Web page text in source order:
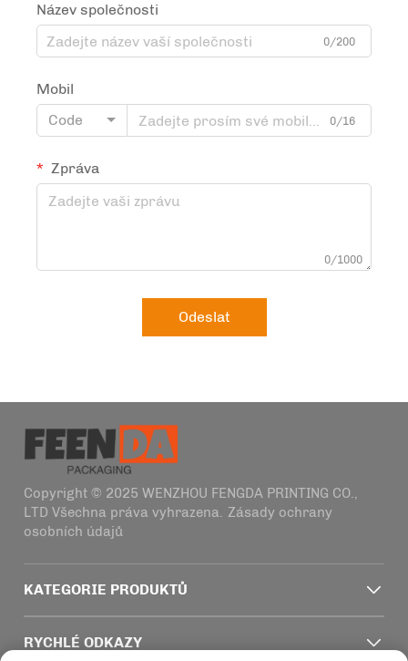
Název společnosti
0/200
Mobil
Code
0/16
Zpráva
0/1000
Odeslat
Copyright © 2025 WENZHOU FENGDA PRINTING CO.,
LTD Všechna práva vyhrazena. Zásady ochrany
osobních údajů
KATEGORIE PRODUKTŮ
RYCHLÉ ODKAZY